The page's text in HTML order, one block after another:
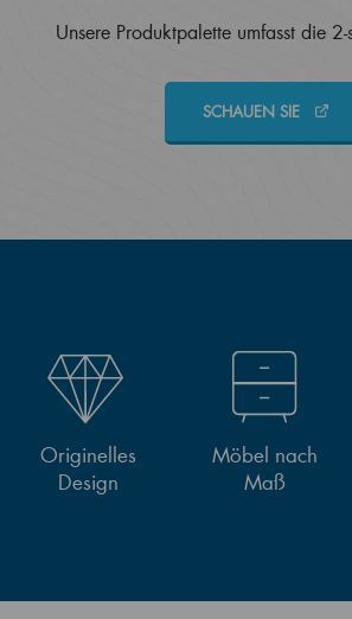
Unsere Produktpalette umfasst die
SCHAUEN SIE
Originelles
Design
Möbel nach
Maß